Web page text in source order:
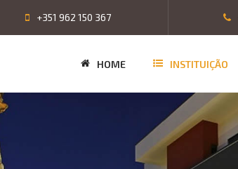
+351 962 150 367
HOME INSTITUIÇÃO